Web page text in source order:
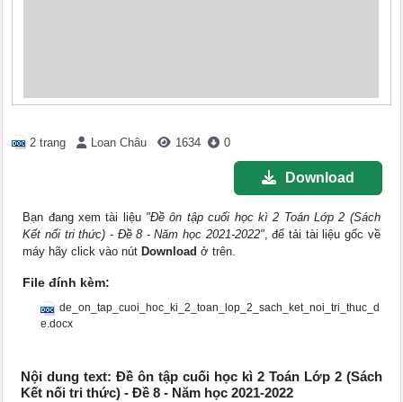
2 trang Loan Châu 1634 0
Download
Bạn đang xem tài liệu "Đề ôn tập cuối học kì 2 Toán Lớp 2 (Sách
Kết nối tri thức) - Đề 8 - Năm học 2021-2022", để tải tài liệu gốc về
máy hãy click vào nút Download ở trên.
File đính kèm:
de_on_tap_cuoi_hoc_ki_2_toan_lop_2_sach_ket_noi_tri_thuc_d
e.docx
Nội dung text: Đề ôn tập cuối học kì 2 Toán Lớp 2 (Sách
Kết nối tri thức) - Đề 8 - Năm học 2021-2022